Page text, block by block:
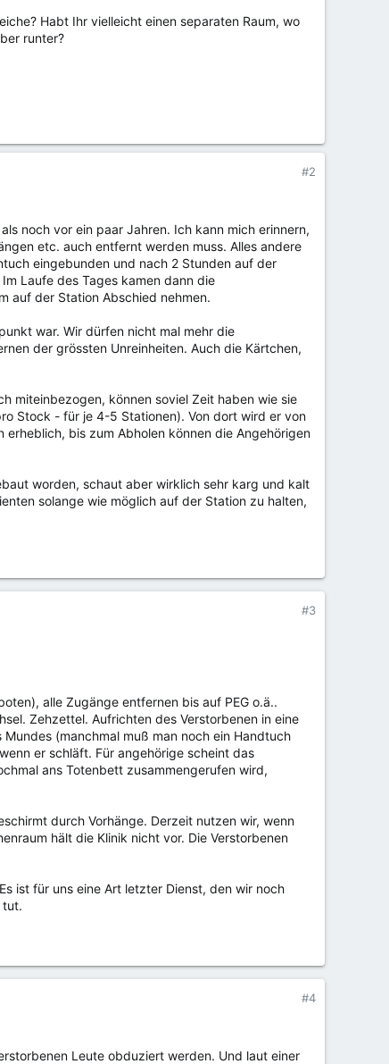
Habt Ihr vielleicht einen separaten Raum, wo
runter?
#2
noch vor ein paar Jahren. Ich kann mich erinnern,
etc. auch entfernt werden muss. Alles andere
eingebunden und nach 2 Stunden auf der
Laufe des Tages kamen dann die
auf der Station Abschied nehmen.
war. Wir dürfen nicht mal mehr die
der grössten Unreinheiten. Auch die Kärtchen,
miteinbezogen, können soviel Zeit haben wie sie
Stock - für je 4-5 Stationen). Von dort wird er von
bis zum Abholen können die Angehörigen
worden, schaut aber wirklich sehr karg und kalt
solange wie möglich auf der Station zu halten,
#3
alle Zugänge entfernen bis auf PEG o.ä..
Zehzettel. Aufrichten des Verstorbenen in eine
(manchmal muß man noch ein Handtuch
er schläft. Für angehörige scheint das
ans Totenbett zusammengerufen wird,
durch Vorhänge. Derzeit nutzen wir, wenn
hält die Klinik nicht vor. Die Verstorbenen
ist für uns eine Art letzter Dienst, den wir noch
tut.
#4
Leute obduziert werden. Und laut einer